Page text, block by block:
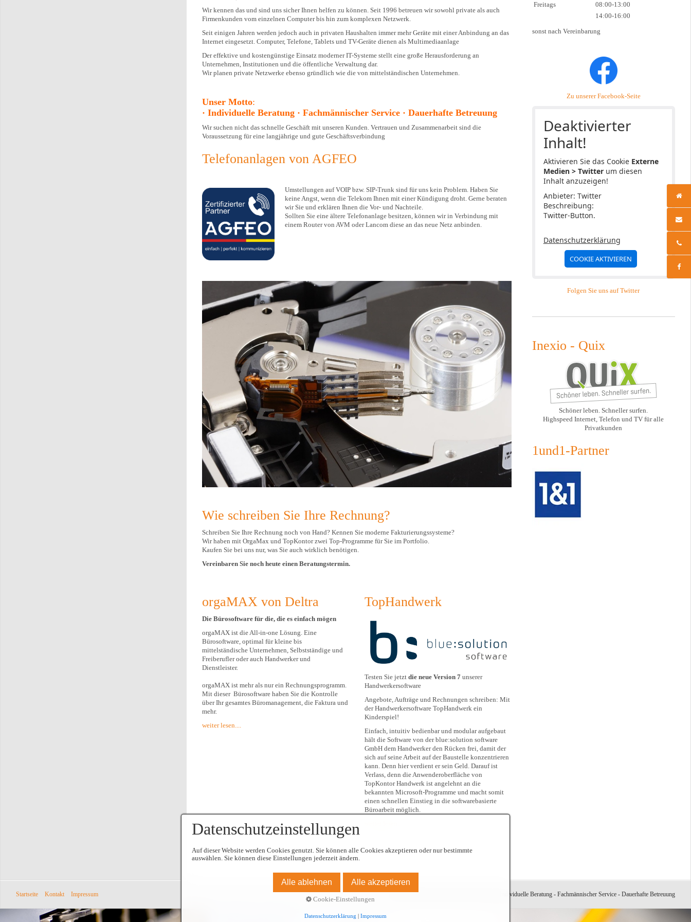
Wir kennen das und sind uns sicher Ihnen helfen zu können. Seit 1996 betreuen wir sowohl private als auch
Firmenkunden vom einzelnen Computer bis hin zum komplexen Netzwerk.
Seit einigen Jahren werden jedoch auch in privaten Haushalten immer mehr Geräte mit einer Anbindung an das
Internet eingesetzt. Computer, Telefone, Tablets und TV-Geräte dienen als Multimediaanlage
Der effektive und kostengünstige Einsatz moderner IT-Systeme stellt eine große Herausforderung an
Unternehmen, Institutionen und die öffentliche Verwaltung dar.
Wir planen private Netzwerke ebenso gründlich wie die von mittelständischen Unternehmen.
Unser Motto:
· Individuelle Beratung · Fachmännischer Service · Dauerhafte Betreuung
Wir suchen nicht das schnelle Geschäft mit unseren Kunden. Vertrauen und Zusammenarbeit sind die
Voraussetzung für eine langjährige und gute Geschäftsverbindung
Telefonanlagen von AGFEO
Umstellungen auf VOIP bzw. SIP-Trunk sind für uns kein Problem. Haben Sie
keine Angst, wenn die Telekom Ihnen mit einer Kündigung droht. Gerne beraten
wir Sie und erklären Ihnen die Vor- und Nachteile.
Sollten Sie eine ältere Telefonanlage besitzen, können wir in Verbindung mit
einem Router von AVM oder Lancom diese an das neue Netz anbinden.
Wie schreiben Sie Ihre Rechnung?
Schreiben Sie Ihre Rechnung noch von Hand? Kennen Sie moderne Fakturierungssysteme?
Wir haben mit OrgaMax und TopKontor zwei Top-Programme für Sie im Portfolio.
Kaufen Sie bei uns nur, was Sie auch wirklich benötigen.
Vereinbaren Sie noch heute einen Beratungstermin.
orgaMAX von Deltra
Die Bürosoftware für die, die es einfach mögen
orgaMAX ist die All-in-one Lösung. Eine
Bürosoftware, optimal für kleine bis
mittelständische Unternehmen, Selbstständige und
Freiberufler oder auch Handwerker und
Dienstleister.
orgaMAX ist mehr als nur ein Rechnungsprogramm.
Mit dieser Bürosoftware haben Sie die Kontrolle
über Ihr gesamtes Büromanagement, die Faktura und
mehr.
weiter lesen....
TopHandwerk
Testen Sie jetztdie neue Version 7 unserer
Handwerkersoftware
Angebote, Aufträge und Rechnungen schreiben: Mit
der Handwerkersoftware TopHandwerk ein
Kinderspiel!
Einfach, intuitiv bedienbar und modular aufgebaut
hält die Software von der blue:solution software
GmbH dem Handwerker den Rücken frei, damit der
sich auf seine Arbeit auf der Baustelle konzentrieren
kann. Denn hier verdient er sein Geld. Darauf ist
Verlass, denn die Anwenderoberfläche von
TopKontor Handwerk ist angelehnt an die
bekannten Microsoft-Programme und macht somit
einen schnellen Einstieg in die softwarebasierte
Büroarbeit möglich.
Freitags
08:00-13:00
14:00-16:00
sonst nach Vereinbarung
Zu unserer Facebook-Seite
Deaktivierter
Inhalt!
Aktivieren Sie das Cookie Externe
Medien > Twitterum diesen
Inhalt anzuzeigen!
Anbieter: Twitter
Beschreibung:
Twitter-Button.
Datenschutzerklärung
COOKIE AKTIVIEREN
Folgen Sie uns auf Twitter
Inexio - Quix
Schöner leben. Schneller surfen.
Highspeed Internet, Telefon und TV für alle
Privatkunden
1und1-Partner
Startseite Kontakt Impressum © 2025/05 Dölker IT-Systeme Unser Motto: Individuelle Beratung - Fachmännischer Service - Dauerhafte Betreuung
Datenschutzeinstellungen
Auf dieser Website werden Cookies genutzt. Sie können alle Cookies akzeptieren oder nur bestimmte
auswählen. Sie können diese Einstellungen jederzeit ändern.
Alle ablehnen Alle akzeptieren
Cookie-Einstellungen
Datenschutzerklärung Impressum